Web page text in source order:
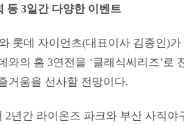
등 3일간 다양한 이벤트
롯데 자이언츠(대표이사 김종인)
와의 홈 3연전을 ‘클래식씨리즈’로
거움을 선사할 전망이다.
2년간 라이온즈 파크와 부산 사직야